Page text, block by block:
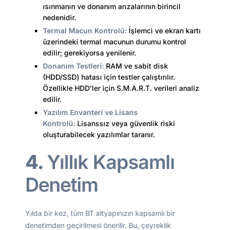
ısınmanın ve donanım arızalarının birincil
nedenidir.
Termal Macun Kontrolü: İşlemci ve ekran kartı
üzerindeki termal macunun durumu kontrol
edilir; gerekiyorsa yenilenir.
Donanım Testleri: RAM ve sabit disk
(HDD/SSD) hatası için testler çalıştırılır.
Özellikle HDD’ler için S.M.A.R.T. verileri analiz
edilir.
Yazılım Envanteri ve Lisans
Kontrolü: Lisanssız veya güvenlik riski
oluşturabilecek yazılımlar taranır.
4.Yıllık Kapsamlı
Denetim
Yılda bir kez, tüm BT altyapınızın kapsamlı bir
denetimden geçirilmesi önerilir. Bu, çeyreklik